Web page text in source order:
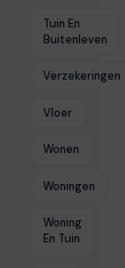
voor
3,
Tuin En
Buitenleven
Verzekeringen
Vloer
Wonen
Woningen
Woning
En Tuin